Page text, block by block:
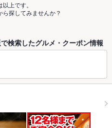
上です。
探してみませんか？
検索したグルメ・クーポン情報